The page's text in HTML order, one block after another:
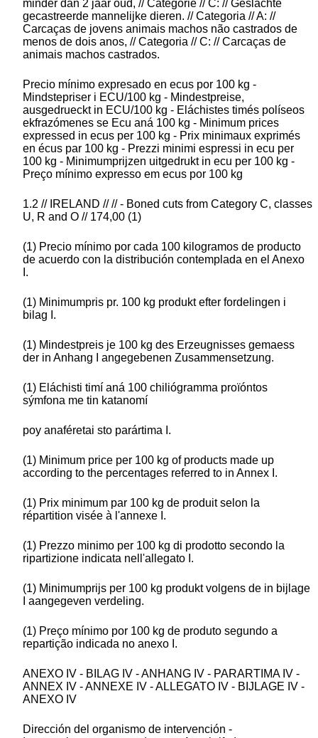
minder dan 2 jaar oud, // Categorie // C: // Geslachte
gecastreerde mannelijke dieren. // Categoria // A: //
Carcaças de jovens animais machos não castrados de
menos de dois anos, // Categoria // C: // Carcaças de
animais machos castrados.
Precio mínimo expresado en ecus por 100 kg -
Mindstepriser i ECU/100 kg - Mindestpreise,
ausgedrueckt in ECU/100 kg - Eláchistes timés políseos
ekfrazómenes se Ecu aná 100 kg - Minimum prices
expressed in ecus per 100 kg - Prix minimaux exprimés
en écus par 100 kg - Prezzi minimi espressi in ecu per
100 kg - Minimumprijzen uitgedrukt in ecu per 100 kg -
Preço mínimo expresso em ecus por 100 kg
1.2 // IRELAND // // - Boned cuts from Category C, classes
U, R and O // 174,00 (1)
(1) Precio mínimo por cada 100 kilogramos de producto
de acuerdo con la distribución contemplada en el Anexo
I.
(1) Minimumpris pr. 100 kg produkt efter fordelingen i
bilag I.
(1) Mindestpreis je 100 kg des Erzeugnisses gemaess
der in Anhang I angegebenen Zusammensetzung.
(1) Eláchisti timí aná 100 chiliógramma proïóntos
sýmfona me tin katanomí
poy anaféretai sto parártima I.
(1) Minimum price per 100 kg of products made up
according to the percentages referred to in Annex I.
(1) Prix minimum par 100 kg de produit selon la
répartition visée à l'annexe I.
(1) Prezzo minimo per 100 kg di prodotto secondo la
ripartizione indicata nell'allegato I.
(1) Minimumprijs per 100 kg produkt volgens de in bijlage
I aangegeven verdeling.
(1) Preço mínimo por 100 kg de produto segundo a
repartição indicada no anexo I.
ANEXO IV - BILAG IV - ANHANG IV - PARARTIMA IV -
ANNEX IV - ANNEXE IV - ALLEGATO IV - BIJLAGE IV -
ANEXO IV
Dirección del organismo de intervención -